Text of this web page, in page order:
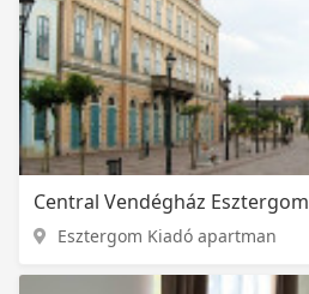
Central Vendégház Esztergom
Esztergom Kiadó apartman